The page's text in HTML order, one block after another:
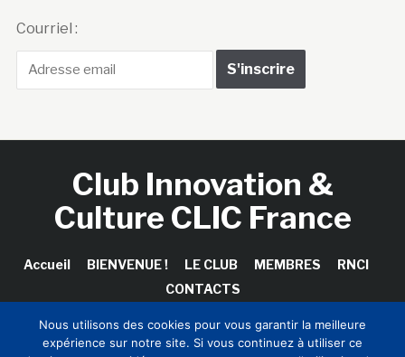
Courriel :
Club Innovation &
Culture CLIC France
Accueil BIENVENUE ! LE CLUB MEMBRES
RNCI
CONTACTS
Nous utilisons des cookies pour vous garantir la meilleure
expérience sur notre site. Si vous continuez à utiliser ce